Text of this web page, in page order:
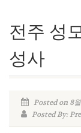
전주 성
성사
Posted on 8
Posted By: